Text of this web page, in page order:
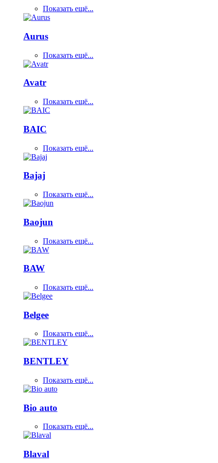
Показать ещё...
Aurus
Показать ещё...
Avatr
Показать ещё...
BAIC
Показать ещё...
Bajaj
Показать ещё...
Baojun
Показать ещё...
BAW
Показать ещё...
Belgee
Показать ещё...
BENTLEY
Показать ещё...
Bio auto
Показать ещё...
Blaval